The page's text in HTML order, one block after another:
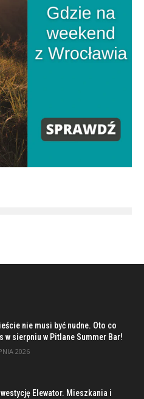
nie musi być nudne. Oto co
w sierpniu w Pitlane Summer Bar!
2026
Elewator. Mieszkania i